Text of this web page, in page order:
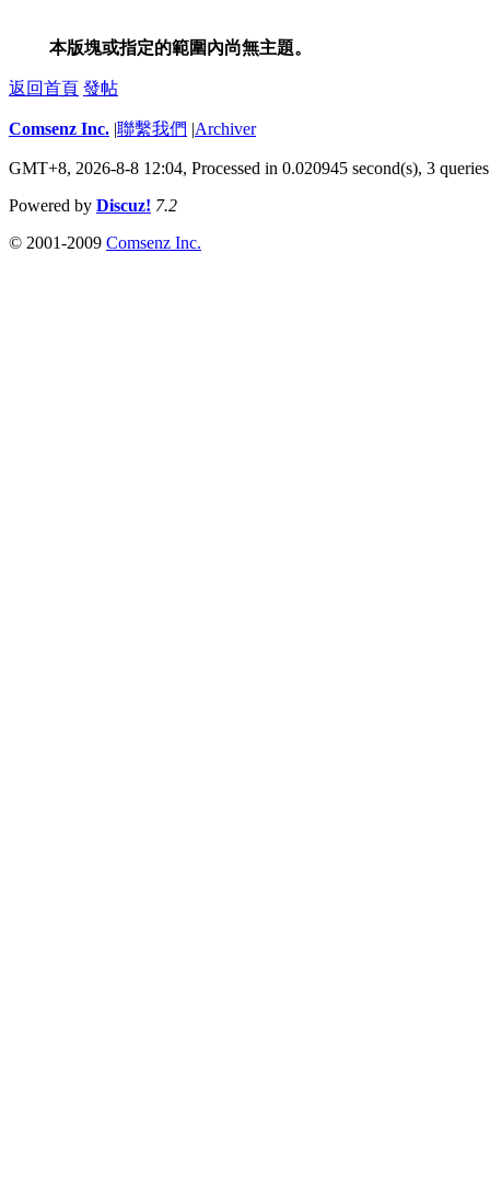
本版塊或指定的範圍內尚無主題。
返回首頁 發帖
Comsenz Inc. |聯繫我們 |Archiver
GMT+8, 2026-8-8 12:04, Processed in 0.020945 second(s), 3 queries
Powered by Discuz! 7.2
© 2001-2009 Comsenz Inc.